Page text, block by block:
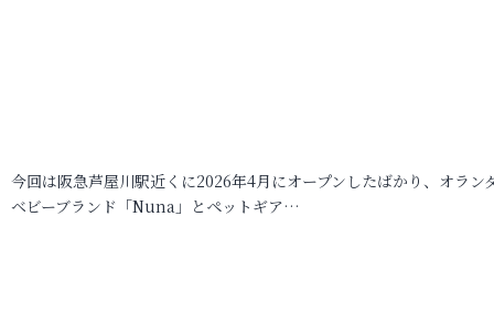
今回は阪急芦屋川駅近くに2026年4月にオープンしたばかり、オラン
ベビーブランド「Nuna」とペットギア…